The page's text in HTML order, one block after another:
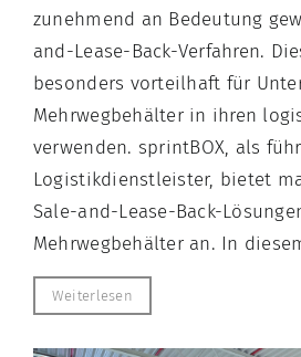
zunehmend an Bedeutung
and-Lease-Back-Verfahren.
besonders vorteilhaft für
Mehrwegbehälter in ihren
verwenden. sprintBOX, als
Logistikdienstleister, bietet
Sale-and-Lease-Back-
Mehrwegbehälter an. In
Weiterlesen